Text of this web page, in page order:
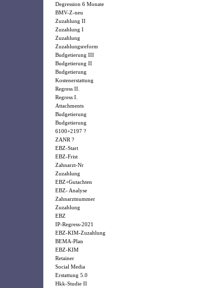
Degression 6 Monate
BMV-Z-neu
Zuzahlung II
Zuzahlung I
Zuzahlung
Zuzahlungsreform
Budgetierung III
Budgetierung II
Budgetierung
Kostenerstattung
Regress II.
Regress I.
Attachments
Budgetierung
Budgetierung
6100+2197 ?
ZANR ?
EBZ-Start
EBZ-Frist
Zahnarzt-Nr
Zuzahlung
EBZ+Gutachten
EBZ- Analyse
Zahnarztnummer
Zuzahlung
EBZ
IP-Regress-2021
EBZ-KIM-Zuzahlung
BEMA-Plan
EBZ-KIM
Retainer
Social Media
Erstattung 5.0
Hkk-Studie II